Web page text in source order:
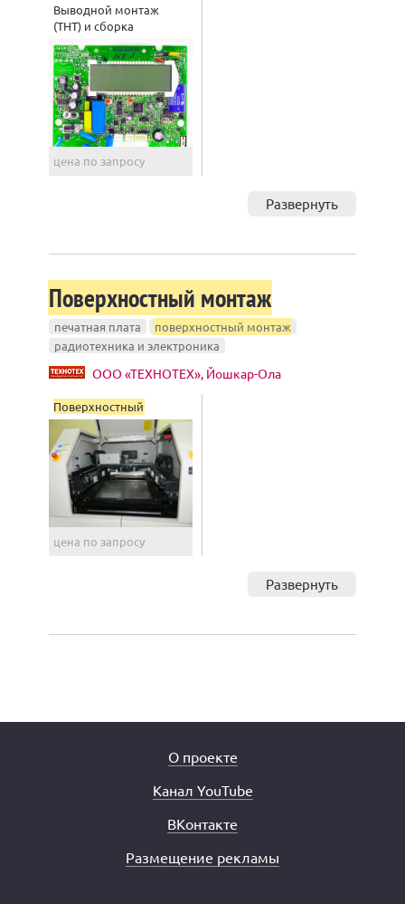
Выводной монтаж
(ТНТ) и сборка
цена по запросу
Развернуть
Поверхностный монтаж
печатная плата
поверхностный монтаж
радиотехника и электроника
ООО «ТЕХНОТЕХ», Йошкар-Ола
Поверхностный
монтаж
цена по запросу
Развернуть
О проекте
Канал YouTube
ВКонтакте
Размещение рекламы